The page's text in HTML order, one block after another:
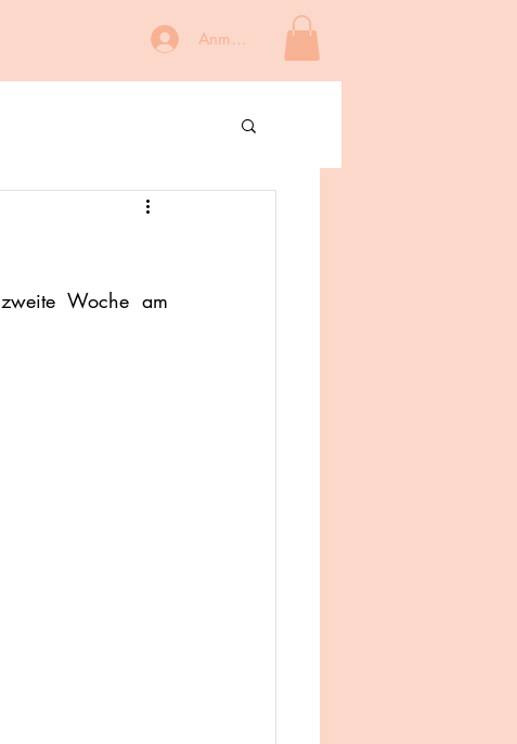
Anmelden
Woche am